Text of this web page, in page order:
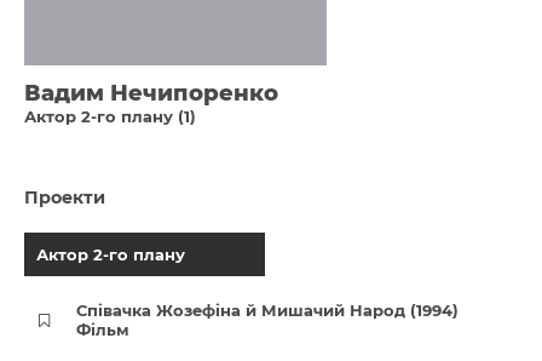
Вадим Нечипоренко
Актор 2-го плану (1)
Проекти
Актор 2-го плану
Співачка Жозефіна й Мишачий Народ (1994)
Фільм